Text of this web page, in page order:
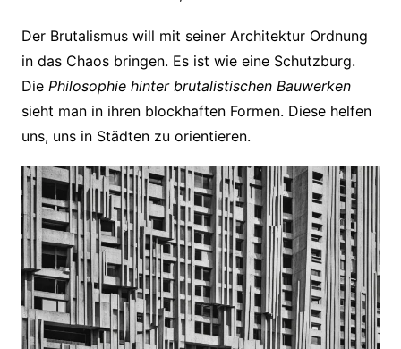
Der Brutalismus will mit seiner Architektur Ordnung
in das Chaos bringen. Es ist wie eine Schutzburg.
Die Philosophie hinter brutalistischen Bauwerken
sieht man in ihren blockhaften Formen. Diese helfen
uns, uns in Städten zu orientieren.